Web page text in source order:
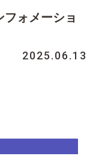
ォメーショ
2025.06.13